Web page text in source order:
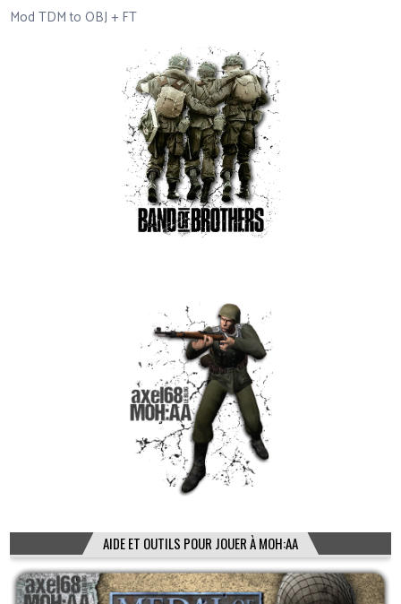
Mod TDM to OBJ + FT
AIDE ET OUTILS POUR JOUER À MOH:AA